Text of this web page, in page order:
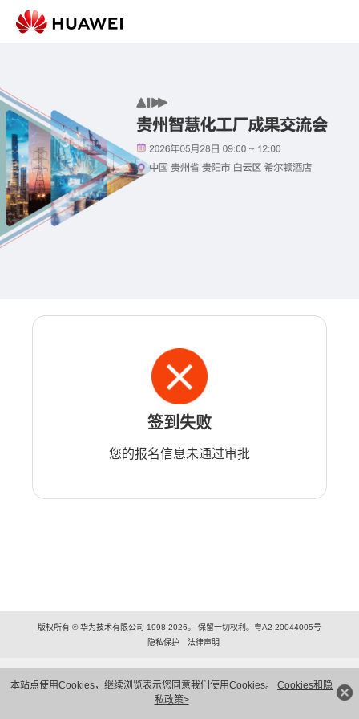
本站点使用Cookies，继续浏览表示您同意我们使用Cookies。 Cookies和隐
私政策>
签到失败
您的报名信息未通过审批
版权所有 © 华为技术有限公司 1998-2026。 保留一切权利。粤A2-20044005号
隐私保护
法律声明